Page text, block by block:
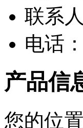
联系
电话
产品信
您的位置